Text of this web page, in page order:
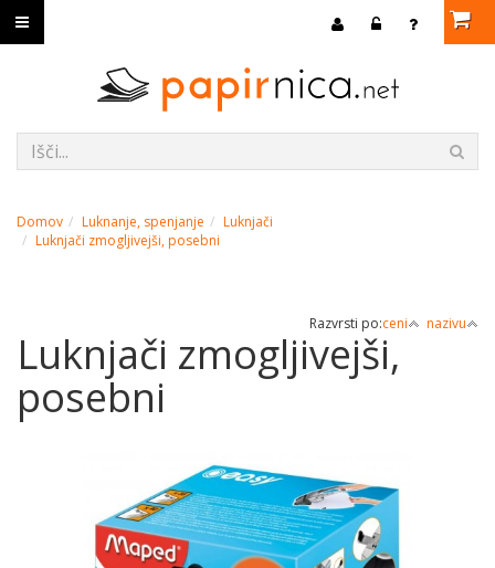
Domov Luknanje, spenjanje
Luknjači
Luknjači zmogljivejši, posebni
Razvrsti po:ceni nazivu
Luknjači zmogljivejši,
posebni